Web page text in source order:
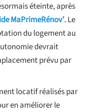
éteinte, après
MaPrimeRénov’. Le
du logement au
devrait
prévu par
locatif réalisés par
en améliorer le